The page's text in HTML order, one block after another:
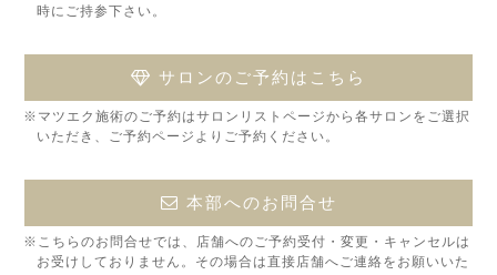
時にご持参下さい。
サロンのご予約はこちら
※マツエク施術のご予約はサロンリストページから各サロンをご選択
いただき、ご予約ページよりご予約ください。
本部へのお問合せ
※こちらのお問合せでは、店舗へのご予約受付・変更・キャンセルは
お受けしておりません。その場合は直接店舗へご連絡をお願いいた